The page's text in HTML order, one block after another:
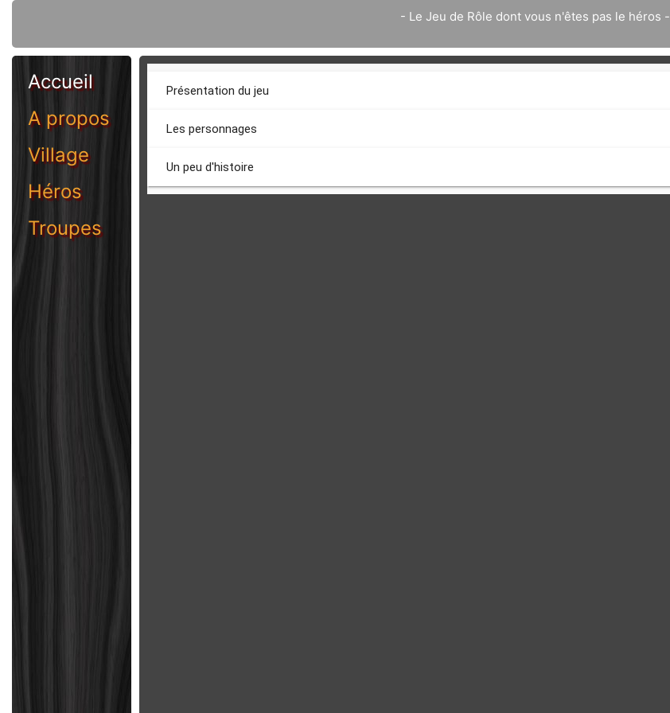
- Le Jeu de Rôle dont vous n'êtes pas le héros -
Accueil
A propos
Village
Héros
Troupes
Présentation du jeu
Les personnages
Un peu d'histoire